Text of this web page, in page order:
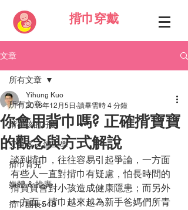
揹巾穿戴
文章
所有文章
揹小孩的好處
安全 & 人體工學
揹巾育兒
媒體 & 推廣
揹巾團長543
所有文章
你會用背巾嗎? 正確揹寶寶
的觀念與方式解說
Yihung Kuo
2016年12月5日 讀畢需時 4 分鐘
談到揹巾，往往容易引起爭論，一方面
有些人一直對揹巾有疑慮，怕長時間的
揹寶寶會對小孩造成健康隱患；而另外
一方面，揹巾越來越為新手爸媽們所青